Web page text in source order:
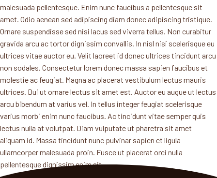
malesuada pellentesque. Enim nunc faucibus a pellentesque sit
amet. Odio aenean sed adipiscing diam donec adipiscing tristique.
Ornare suspendisse sed nisi lacus sed viverra tellus. Non curabitur
gravida arcu ac tortor dignissim convallis. In nisl nisi scelerisque eu
ultrices vitae auctor eu. Velit laoreet id donec ultrices tincidunt arcu
non sodales. Consectetur lorem donec massa sapien faucibus et
molestie ac feugiat. Magna ac placerat vestibulum lectus mauris
ultrices. Dui ut ornare lectus sit amet est. Auctor eu augue ut lectus
arcu bibendum at varius vel. In tellus integer feugiat scelerisque
varius morbi enim nunc faucibus. Ac tincidunt vitae semper quis
lectus nulla at volutpat. Diam vulputate ut pharetra sit amet
aliquam id. Massa tincidunt nunc pulvinar sapien et ligula
ullamcorper malesuada proin. Fusce ut placerat orci nulla
pellentesque dignissim enim sit.